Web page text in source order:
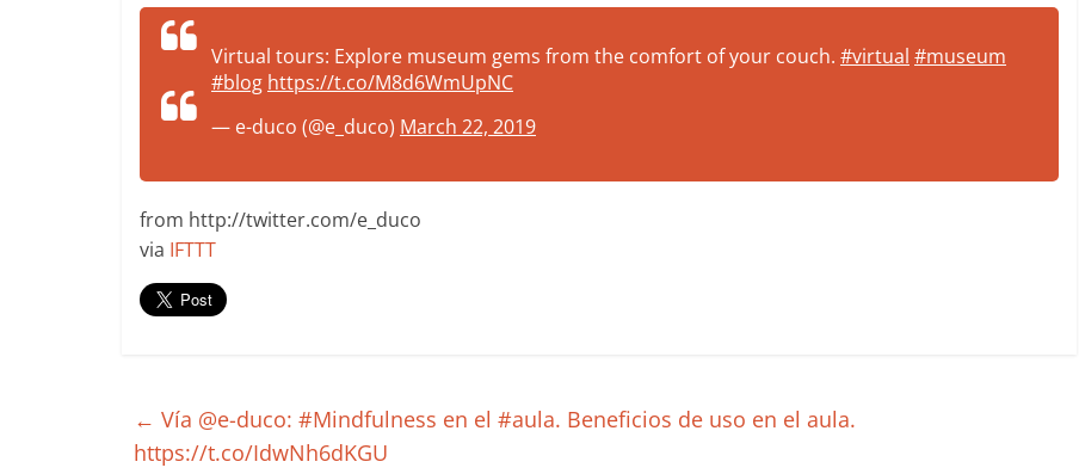
more.
Virtual tours: Explore museum gems from the comfort of your couch. #virtual #museum
#blog https://t.co/M8d6WmUpNC
— e-duco (@e_duco) March 22, 2019
from http://twitter.com/e_duco
via IFTTT
← Vía @e-duco: #Mindfulness en el #aula. Beneficios de uso en el aula.
https://t.co/IdwNh6dKGU